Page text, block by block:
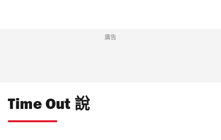
廣告
Time Out 說